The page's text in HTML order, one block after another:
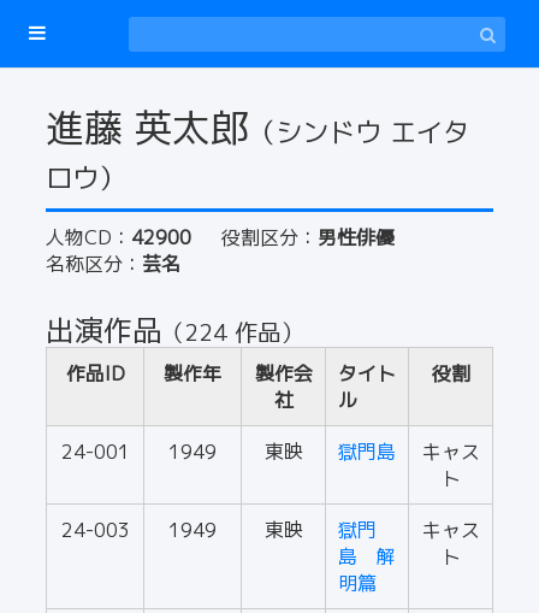
進藤 英太郎 （シンドウ エイタ
ロウ）
人物CD： 42900 役割区分： 男性俳優
名称区分： 芸名
出演作品 （224 作品）
作品ID 製作年
製作会
社
タイト
ル
役割
24-001 1949 東映 獄門島
キャス
ト
24-003
1949 東映
獄門
島 解
明篇
キャス
ト